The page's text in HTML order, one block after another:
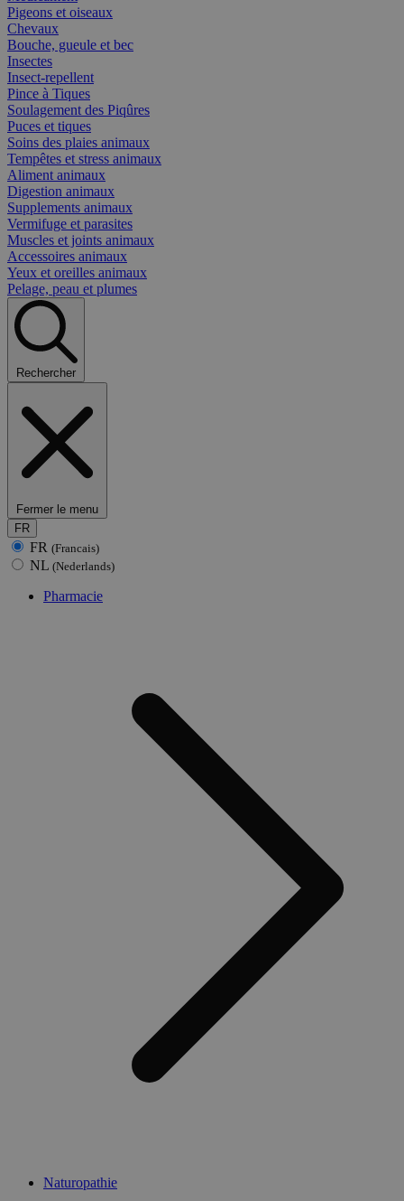
Pigeons et oiseaux
Chevaux
Bouche, gueule et bec
Insectes
Insect-repellent
Pince à Tiques
Soulagement des Piqûres
Puces et tiques
Soins des plaies animaux
Tempêtes et stress animaux
Aliment animaux
Digestion animaux
Supplements animaux
Vermifuge et parasites
Muscles et joints animaux
Accessoires animaux
Yeux et oreilles animaux
Pelage, peau et plumes
Rechercher
Fermer le menu
FR
FR (Francais)
NL (Nederlands)
Pharmacie
Naturopathie